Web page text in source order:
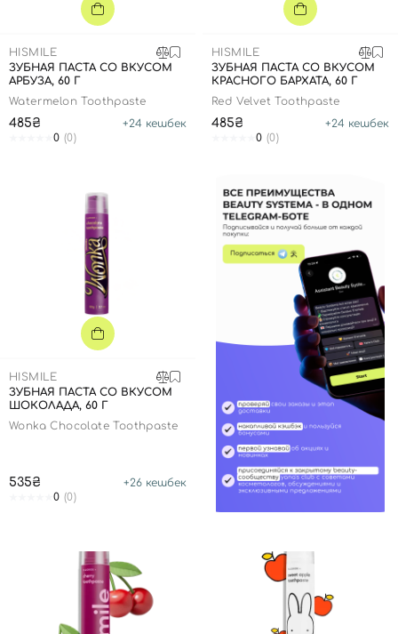
HISMILE
ЗУБНАЯ ПАСТА СО ВКУСОМ
АРБУЗА, 60 Г
Watermelon Toothpaste
485₴ +24 кешбек
0 (0)
HISMILE
ЗУБНАЯ ПАСТА СО ВКУСОМ
КРАСНОГО БАРХАТА, 60 Г
Red Velvet Toothpaste
485₴ +24 кешбек
0 (0)
HISMILE
ЗУБНАЯ ПАСТА СО ВКУСОМ
ШОКОЛАДА, 60 Г
Wonka Chocolate Toothpaste
535₴ +26 кешбек
0 (0)